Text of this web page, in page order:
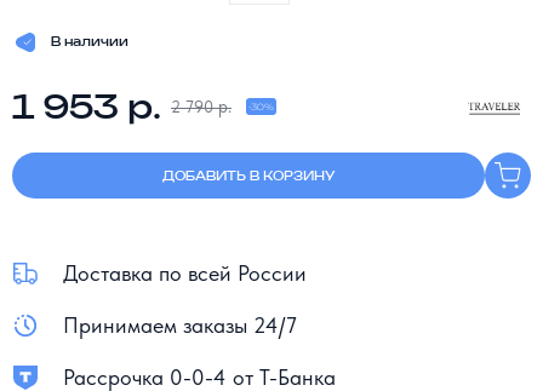
В наличии
1 953 р. 2 790 р. -30%
ДОБАВИТЬ В КОРЗИНУ
Доставка по всей России
Принимаем заказы 24/7
Рассрочка 0-0-4 от Т-Банка